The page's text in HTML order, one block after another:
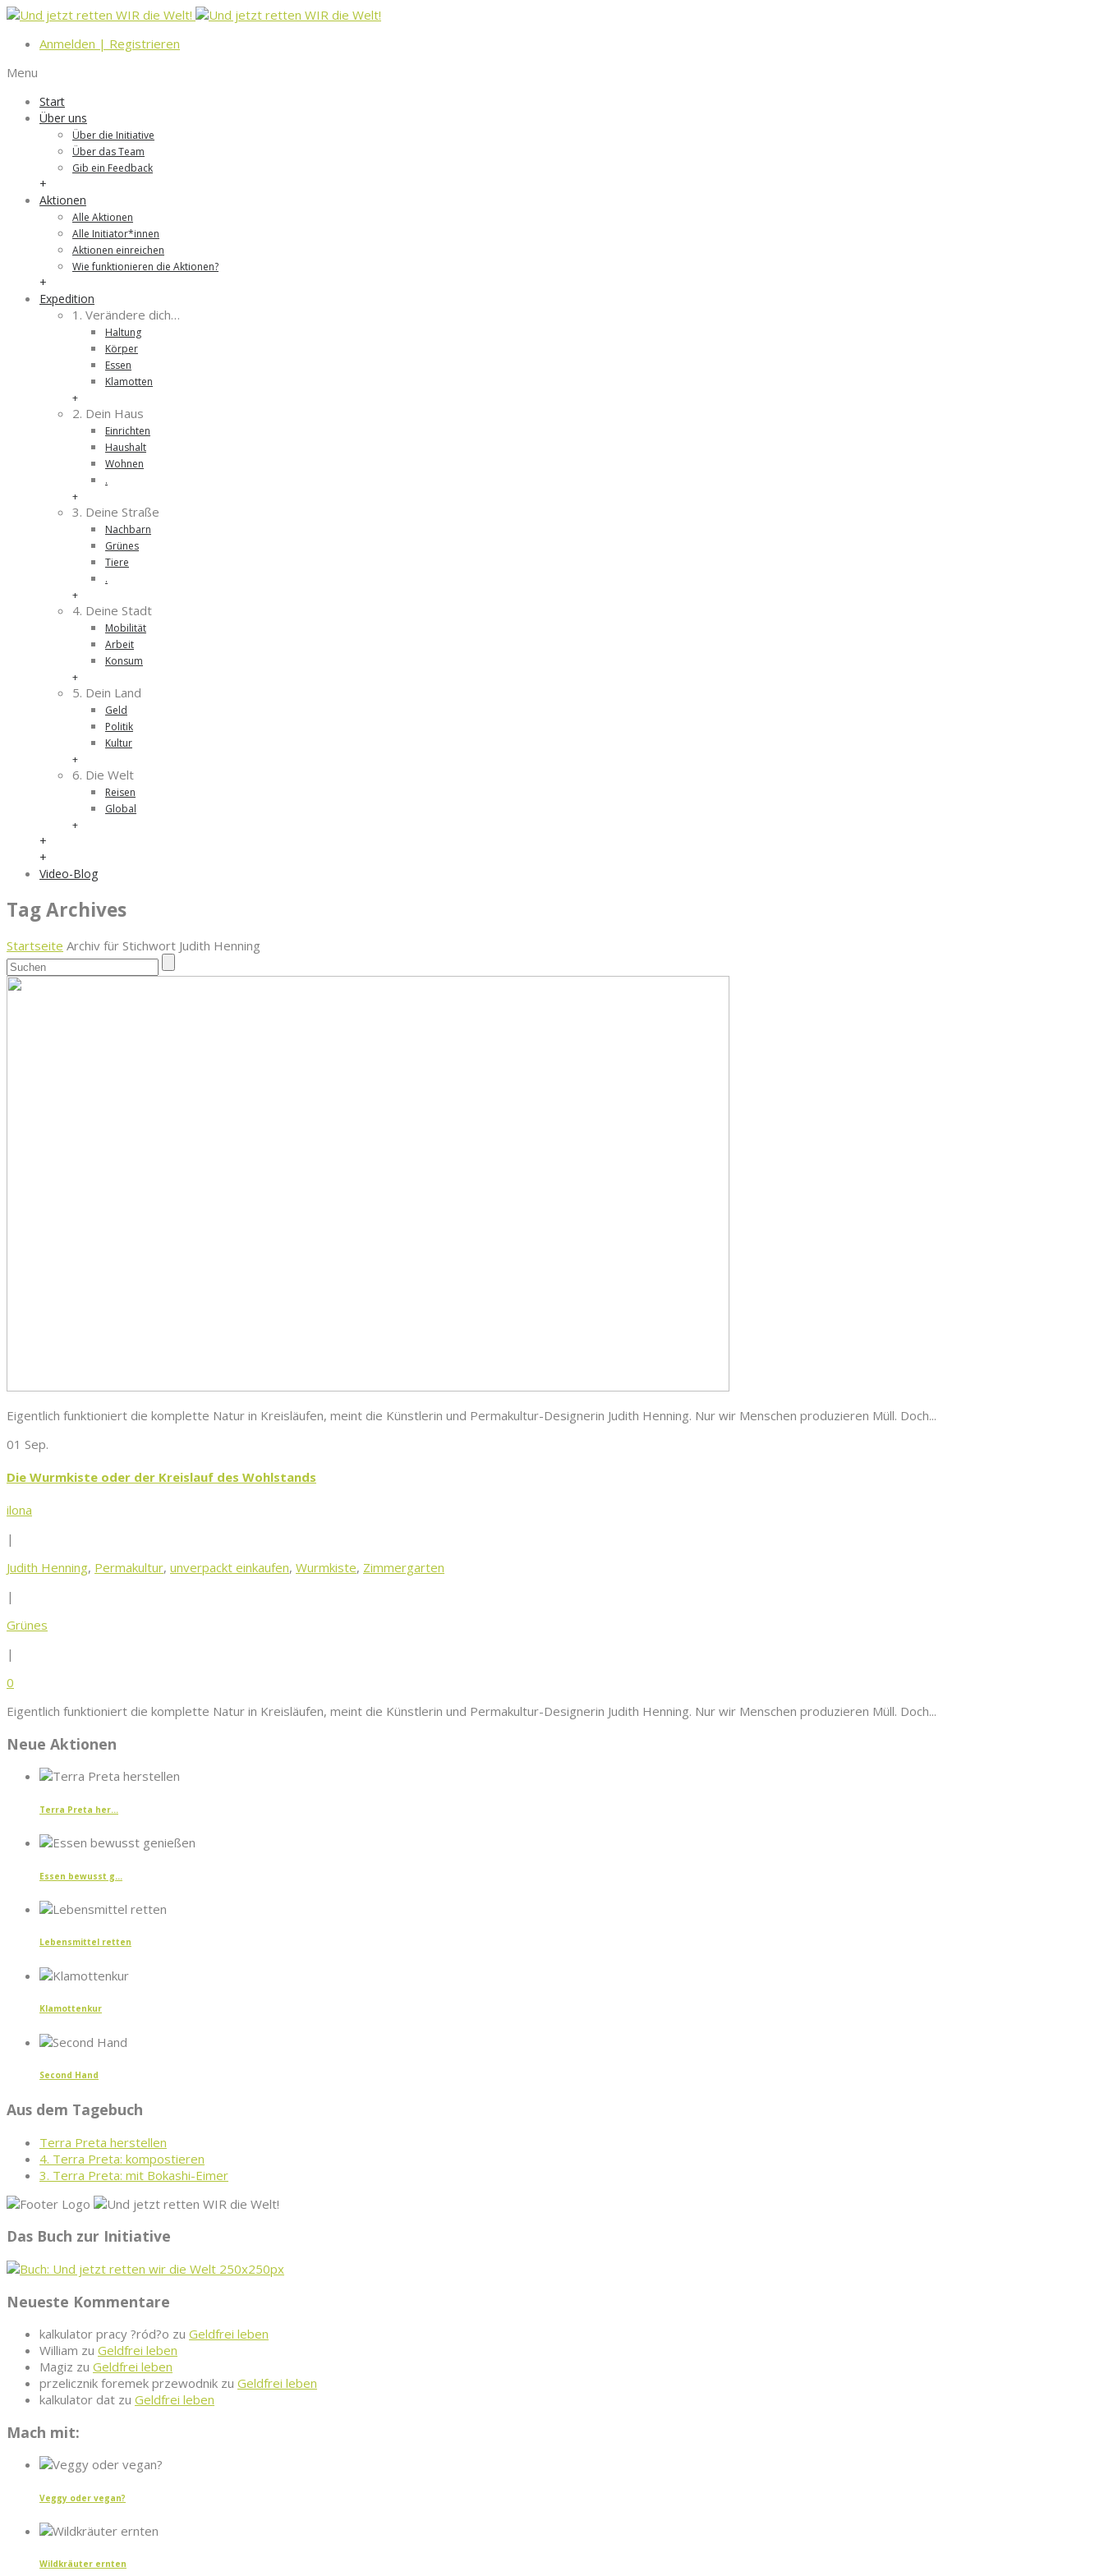
Anmelden | Registrieren
Menu
Start
Über uns
Über die Initiative
Über das Team
Gib ein Feedback
+
Aktionen
Alle Aktionen
Alle Initiator*innen
Aktionen einreichen
Wie funktionieren die Aktionen?
+
Expedition
1. Verändere dich…
Haltung
Körper
Essen
Klamotten
+
2. Dein Haus
Einrichten
Haushalt
Wohnen
.
+
3. Deine Straße
Nachbarn
Grünes
Tiere
.
+
4. Deine Stadt
Mobilität
Arbeit
Konsum
+
5. Dein Land
Geld
Politik
Kultur
+
6. Die Welt
Reisen
Global
+
+
+
Video-Blog
Tag Archives
Startseite Archiv für Stichwort Judith Henning
Eigentlich funktioniert die komplette Natur in Kreisläufen, meint die Künstlerin und Permakultur-Designerin Judith Henning. Nur wir Menschen produzieren Müll. Doch...
01 Sep.
Die Wurmkiste oder der Kreislauf des Wohlstands
ilona
|
Judith Henning, Permakultur, unverpackt einkaufen, Wurmkiste, Zimmergarten
|
Grünes
|
0
Eigentlich funktioniert die komplette Natur in Kreisläufen, meint die Künstlerin und Permakultur-Designerin Judith Henning. Nur wir Menschen produzieren Müll. Doch...
Neue Aktionen
Terra Preta her...
Essen bewusst g...
Lebensmittel retten
Klamottenkur
Second Hand
Aus dem Tagebuch
Terra Preta herstellen
4. Terra Preta: kompostieren
3. Terra Preta: mit Bokashi-Eimer
Das Buch zur Initiative
Neueste Kommentare
kalkulator pracy ?ród?o zu Geldfrei leben
William zu Geldfrei leben
Magiz zu Geldfrei leben
przelicznik foremek przewodnik zu Geldfrei leben
kalkulator dat zu Geldfrei leben
Mach mit:
Veggy oder vegan?
Wildkräuter ernten